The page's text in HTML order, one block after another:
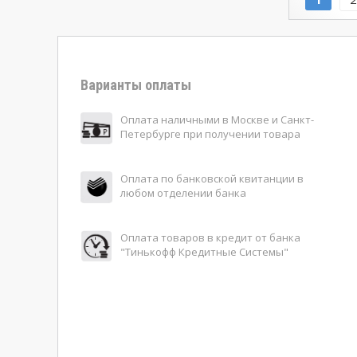
Варианты оплаты
Оплата наличными в Москве и Санкт-
Петербурге при получении товара
Оплата по банковской квитанции в
любом отделении банка
Оплата товаров в кредит от банка
"Тинькофф Кредитные Системы"